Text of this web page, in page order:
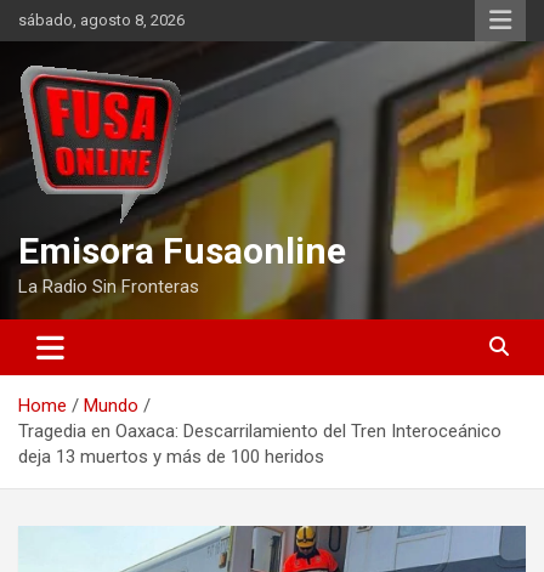
Skip
to
content
sábado, agosto 8, 2026
Emisora Fusaonline
La Radio Sin Fronteras
Home
Mundo
Tragedia en Oaxaca: Descarrilamiento del Tren Interoceánico
deja 13 muertos y más de 100 heridos